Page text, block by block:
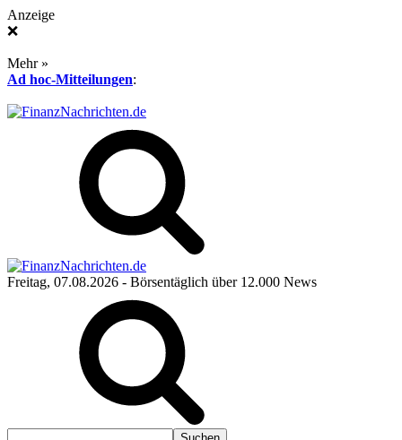
Anzeige
❌
Mehr »
Ad hoc-Mitteilungen:
Freitag, 07.08.2026 - Börsentäglich über 12.000 News